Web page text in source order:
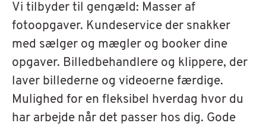
Vi tilbyder til gengæld: Masser af
fotoopgaver. Kundeservice der snakker
med sælger og mægler og booker dine
opgaver. Billedbehandlere og klippere, der
laver billederne og videoerne færdige.
Mulighed for en fleksibel hverdag hvor du
har arbejde når det passer hos dig. Gode